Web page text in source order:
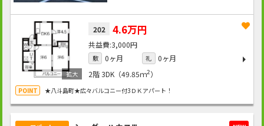
202 4.6万円
3,000円
敷 0ヶ月 礼
0ヶ月
2階3DK（49.85ｍ2）
★八斗島町★広々バルコニー付3ＤＫアパート！